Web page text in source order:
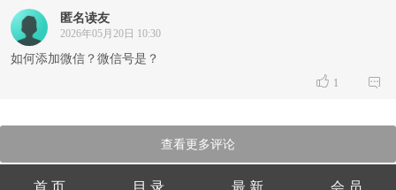
匿名读友
2026年05月20日 10:30
如何添加微信？微信号是？
 1 
查看更多评论